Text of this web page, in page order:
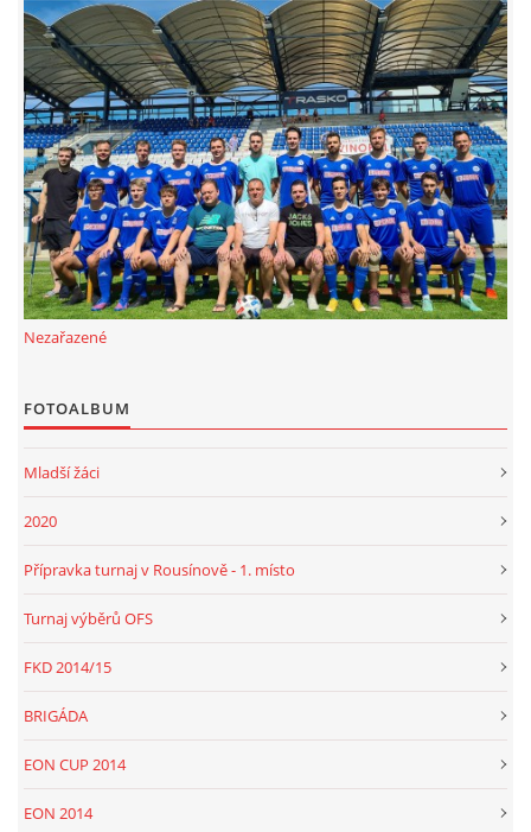
DOTACE
FKD, z.s.
Drnovice 704
68304 Drnovice
ičo 27005305
č.ú. 3227086359 / 0800
© 2026 eStránky.cz |RSS
Nezařazené
FOTOALBUM
Mladší žáci
2020
Přípravka turnaj v Rousínově - 1. místo
Turnaj výběrů OFS
FKD 2014/15
BRIGÁDA
EON CUP 2014
EON 2014